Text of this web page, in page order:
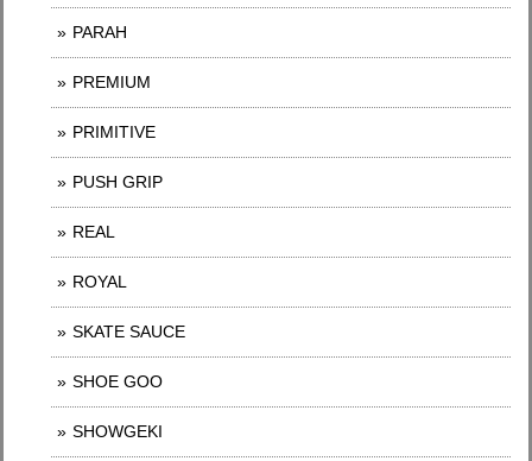
PARAH
PREMIUM
PRIMITIVE
PUSH GRIP
REAL
ROYAL
SKATE SAUCE
SHOE GOO
SHOWGEKI